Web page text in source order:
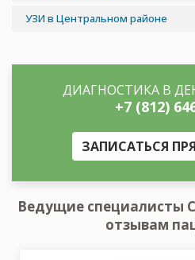
УЗИ в Центральном районе
ДИАГНОСТИКА В
+7 (812)
ЗАПИСАТЬСЯ
Ведущие специалисты
отзывам